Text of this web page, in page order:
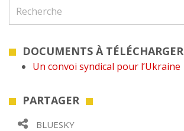
DOCUMENTS À TÉLÉCHARGER
Un convoi syndical pour l’Ukraine
PARTAGER
BLUESKY